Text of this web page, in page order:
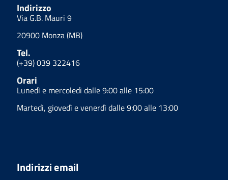
Indirizzo
Via G.B. Mauri 9
20900 Monza (MB)
Tel.
(+39) 039 322416
Orari
Lunedì e mercoledì dalle 9:00 alle 15:00
Martedì, giovedì e venerdì dalle 9:00 alle 13:00
Indirizzi email